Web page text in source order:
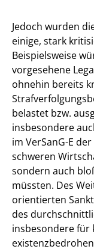
Jedoch wurden
einige, stark
Beispielsweise
vorgesehene
ohnehin bereits
belastet bzw.
insbesondere
im VerSanG-E
schweren
sondern auch
müssten. Des
orientierten
des
insbesondere für